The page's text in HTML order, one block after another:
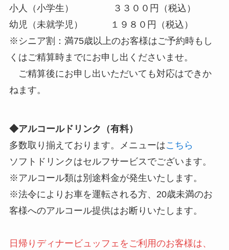
小人（小学生） ３３００円（税込）
幼児（未就学児） １９８０円（税込）
※シニア割：満75歳以上のお客様はご予約時もし
くはご精算時までにお申し出くださいませ。
ご精算後にお申し出いただいても対応はできか
ねます。
◆アルコールドリンク（有料）
多数取り揃えております。メニューはこちら
ソフトドリンクはセルフサービスでございます。
※アルコール類は別途料金が発生いたします。
※法令によりお車を運転される方、20歳未満のお
客様へのアルコール提供はお断りいたします。
日帰りディナービュッフェをご利用のお客様は、